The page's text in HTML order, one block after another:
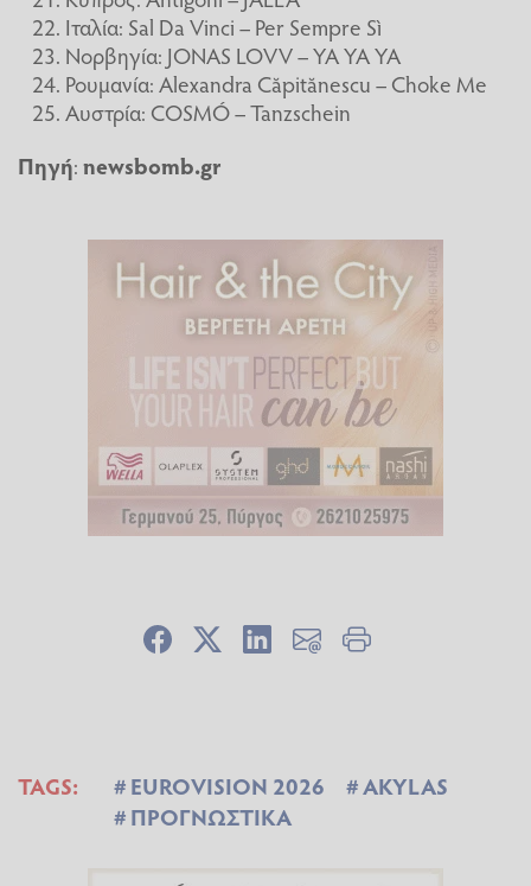
Ιταλία: Sal Da Vinci – Per Sempre Sì
Νορβηγία: JONAS LOVV – YA YA YA
Ρουμανία: Alexandra Căpitănescu – Choke Me
Αυστρία: COSMÓ – Tanzschein
Πηγή:newsbomb.gr
TAGS: EUROVISION 2026
AKYLAS
ΠΡΟΓΝΩΣΤΙΚΑ